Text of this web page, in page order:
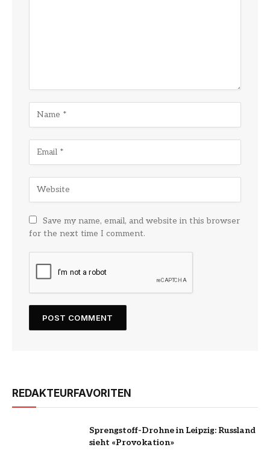
Save my name, email, and website in this browser
for the next time I comment.
REDAKTEURFAVORITEN
Sprengstoff-Drohne in Leipzig: Russland
sieht «Provokation»